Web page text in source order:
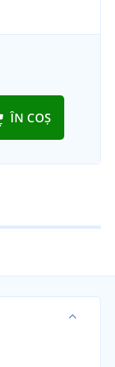
ÎN COȘ